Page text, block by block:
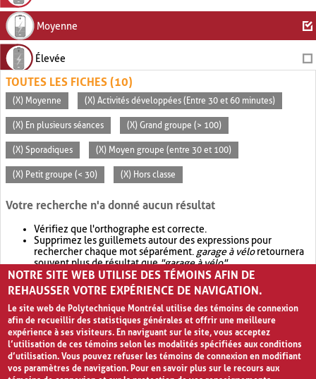
Moyenne
Élevée
TOUTES LES FICHES (10)
(X) Moyenne (X) Activités développées (Entre 30 et 60 minutes)
(X) En plusieurs séances (X) Grand groupe (> 100)
(X) Sporadiques (X) Moyen groupe (entre 30 et 100)
(X) Petit groupe (< 30) (X) Hors classe
Votre recherche n'a donné aucun résultat
Vérifiez que l'orthographe est correcte.
Supprimez les guillemets autour des expressions pour
rechercher chaque mot séparément. garage à véloretournera
souvent plus de résultat que"garage à vélo".
Envisagez d'élargir votre recherche avec OR.garage OR vélo
retournera souvent plus de résultat quegarage à vélo
NOTRE SITE WEB UTILISE DES TÉMOINS AFIN DE
REHAUSSER VOTRE EXPÉRIENCE DE NAVIGATION.
Le site web de Polytechnique Montréal utilise des témoins de connexion
afin de recueillir des statistiques générales et offrir une meilleure
expérience à ses visiteurs. En naviguant sur le site, vous acceptez
l’utilisation de ces témoins selon les modalités spécifiées aux conditions
d’utilisation. Vous pouvez refuser les témoins de connexion en modifiant
vos paramètres de navigation. Pour en savoir plus sur le recours aux